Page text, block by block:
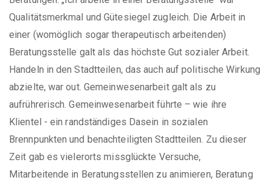
Qualitätsmerkmal und Gütesiegel zugleich. Die Arbeit in
einer (womöglich sogar therapeutisch arbeitenden)
Beratungsstelle galt als das höchste Gut sozialer Arbeit.
Handeln in den Stadtteilen, das auch auf politische Wirkung
abzielte, war out. Gemeinwesenarbeit galt als zu
aufrührerisch. Gemeinwesenarbeit führte – wie ihre
Klientel - ein randständiges Dasein in sozialen
Brennpunkten und benachteiligten Stadtteilen. Zu dieser
Zeit gab es vielerorts missglückte Versuche,
Mitarbeitende in Beratungsstellen zu animieren, Beratung